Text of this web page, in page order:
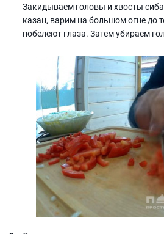
Закидываем головы и хвосты
казан, варим на большом огне до
побелеют глаза. Затем убираем